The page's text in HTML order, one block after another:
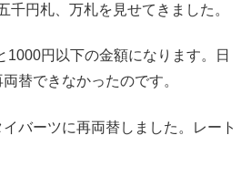
千円札、万札を見せてきました。
1000円以下の金額になります。日
替できなかったのです。
バーツに再両替しました。レート